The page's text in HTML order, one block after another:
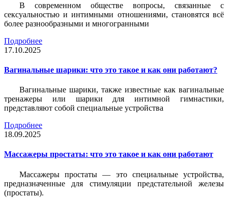
В современном обществе вопросы, связанные с
сексуальностью и интимными отношениями, становятся всё
более разнообразными и многогранными
Подробнее
17.10.2025
Вагинальные шарики: что это такое и как они работают?
Вагинальные шарики, также известные как вагинальные
тренажеры или шарики для интимной гимнастики,
представляют собой специальные устройства
Подробнее
18.09.2025
Массажеры простаты: что это такое и как они работают
Массажеры простаты — это специальные устройства,
предназначенные для стимуляции предстательной железы
(простаты).